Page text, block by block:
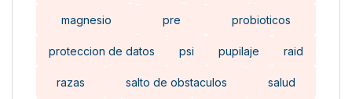
magnesio pre probioticos
proteccion de datos psi pupilaje raid
razas salto de obstaculos salud